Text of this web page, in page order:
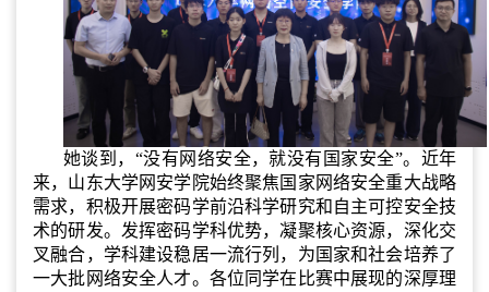
她谈到，“没有网络安全，就没有国家安全”。近年
来，山东大学网安学院始终聚焦国家网络安全重大战略
需求，积极开展密码学前沿科学研究和自主可控安全技
术的研发。发挥密码学科优势，凝聚核心资源，深化交
叉融合，学科建设稳居一流行列，为国家和社会培养了
一大批网络安全人才。各位同学在比赛中展现的深厚理